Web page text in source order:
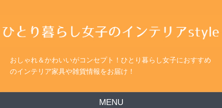
おしゃれ＆かわいいがコンセプト！ひとり暮らし女子におすすめ
のインテリア家具や雑貨情報をお届け！
MENU